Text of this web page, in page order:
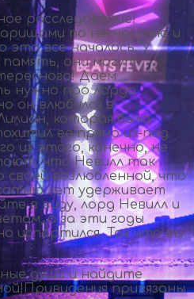
расследование!
по несчастью и
это все началось. У
память, они могут
Даем
нужно про лорда
он влюбился в
которая была
ее прямоиз-под
из этого, конечно, не
что Невилл так
возлюбленной, что
лет удерживает
в виду, лорд Невилл и
а за эти годы
испортился. Так что вы
души и найдите
привязаны